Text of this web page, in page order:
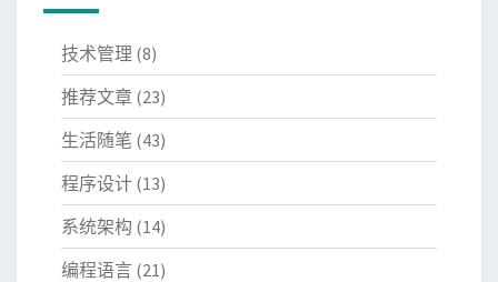
技术管理 (8)
推荐文章 (23)
生活随笔 (43)
程序设计 (13)
系统架构 (14)
编程语言 (21)